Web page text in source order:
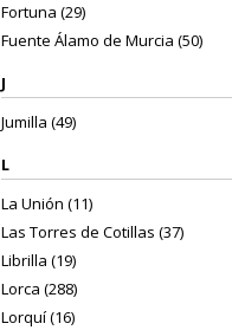
Fortuna (29)
Fuente Álamo de Murcia (50)
J
Jumilla (49)
L
La Unión (11)
Las Torres de Cotillas (37)
Librilla (19)
Lorca (288)
Lorquí (16)